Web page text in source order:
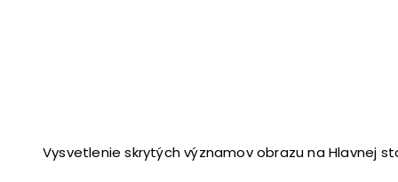
Vysvetlenie skrytých významov obrazu na Hlavnej